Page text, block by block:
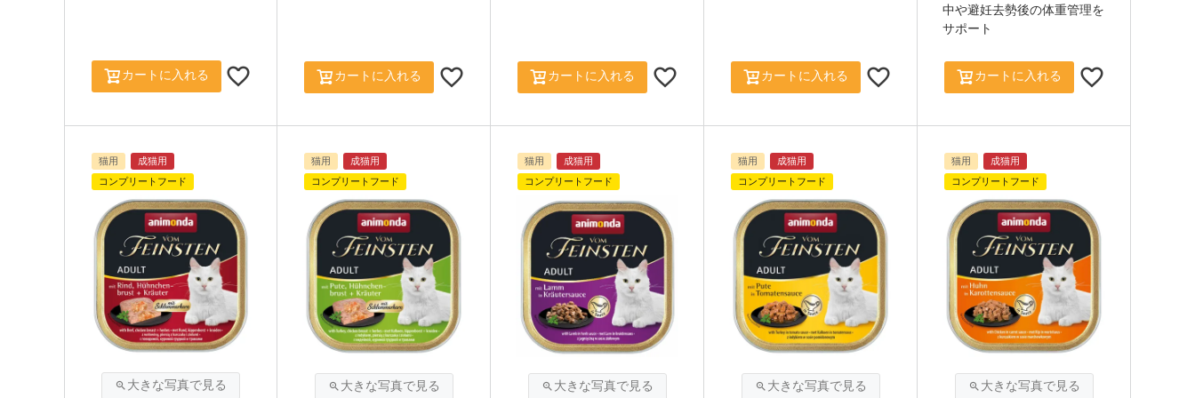
カートに入れる カートに入れる カートに入れる カートに入れる
中や避妊去勢後の体重管理を
サポート
カートに入れる
猫用
成猫用
コンプリートフード
猫用
成猫用
コンプリートフード
猫用
成猫用
コンプリートフード
猫用
成猫用
コンプリートフード
猫用
成猫用
コンプリートフード